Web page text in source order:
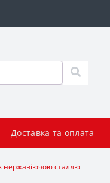
Доставка та оплата
нержавіючою сталлю